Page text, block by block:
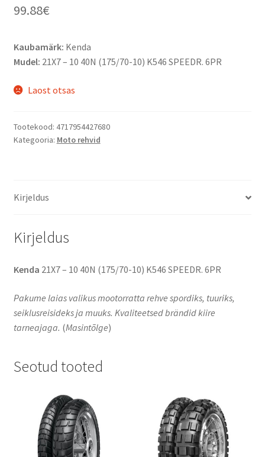
99.88€
Kaubamärk: Kenda
Mudel: 21X7 – 10 40N (175/70-10) K546 SPEEDR. 6PR
Laost otsas
Tootekood: 4717954427680
Kategooria: Moto rehvid
Kirjeldus
Kirjeldus
Kenda 21X7 – 10 40N (175/70-10) K546 SPEEDR. 6PR
Pakume laias valikus mootorratta rehve spordiks, tuuriks,
seiklusreisideks ja muuks. Kvaliteetsed brändid kiire
tarneajaga. (Masintõlge)
Seotud tooted